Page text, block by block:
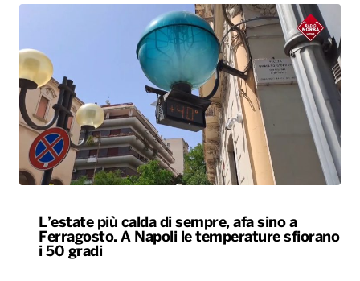
L’estate più calda di sempre, afa sino a
Ferragosto. A Napoli le temperature sfiorano
i 50 gradi